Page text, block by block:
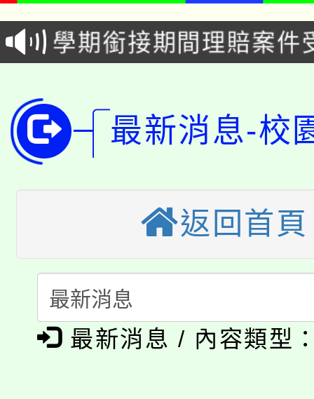
程
學期銜接期間理賠案件
版
淨零綠領人才培育課程
公告本校115學年度第
代理(課)教師甄選結果(
「2026金融保險知識
生本土語及新住民語歌
公告本校115學年度第
公告本校115學年度第
代理(課)教師甄選結果(
轉知中國文化大學推廣
《TA101》溝通分析基
程，歡迎學生輔導中心
淨零綠生活教案入校路
會
115年食農教育專業人
最新消息-校
返回首頁
最新消息 / 內容類型